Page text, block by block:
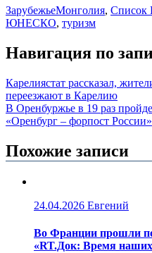
ЗарубежьеМонголия, Список
ЮНЕСКО, туризм
Навигация по
Карелиястат рассказал,
переезжают в Карелию
В Оренбуржье в 19 раз
«Оренбург – форпост России»
Похожие записи
24.04.2026 Евгений
Во Франции прошли
«RT.Док: Время наших